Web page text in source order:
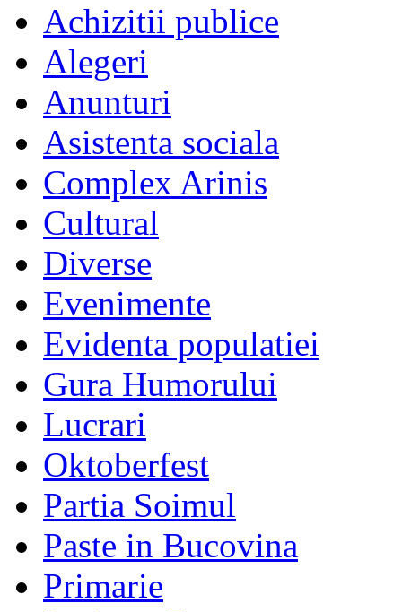
Achizitii publice
Alegeri
Anunturi
Asistenta sociala
Complex Arinis
Cultural
Diverse
Evenimente
Evidenta populatiei
Gura Humorului
Lucrari
Oktoberfest
Partia Soimul
Paste in Bucovina
Primarie